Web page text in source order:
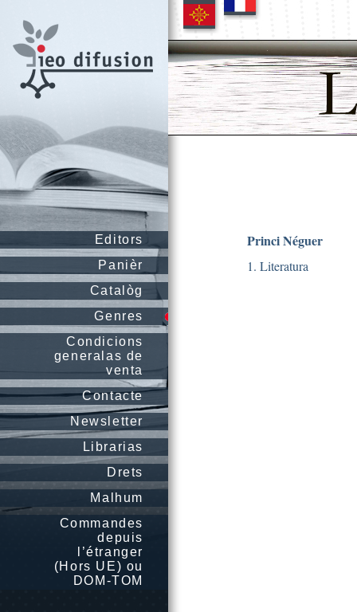
Editors
Panièr
Catalòg
Genres
Condicions
generalas de
venta
Contacte
Newsletter
Librarias
Drets
Malhum
Commandes
depuis
l’étranger
(Hors UE) ou
DOM-TOM
Princi Néguer
1. Literatura